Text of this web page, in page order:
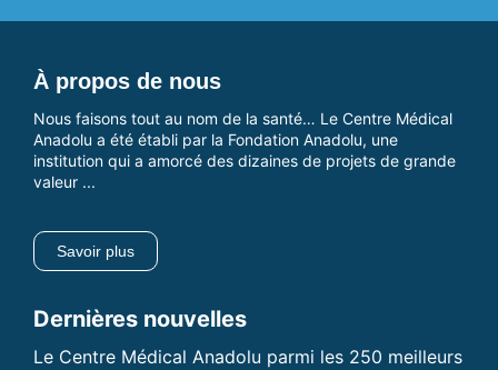
À propos de nous
Nous faisons tout au nom de la santé… Le Centre Médical
Anadolu a été établi par la Fondation Anadolu, une
institution qui a amorcé des dizaines de projets de grande
valeur ...
Savoir plus
Dernières nouvelles
Le Centre Médical Anadolu parmi les 250 meilleurs